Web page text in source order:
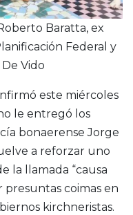
Baratta, ex
Federal y
Vido
este miércoles
le entregó los
bonaerense Jorge
a reforzar uno
la llamada “causa
presuntas coimas en
kirchneristas.